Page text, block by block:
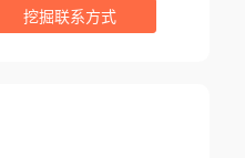
挖掘联系方式